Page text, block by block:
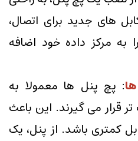
های جدید برای اتصال،
به مرکز داده خود اضافه
: پچ پنل ها معمولا به
قرار می گیرند. این باعث
کمتری باشد. از پنل، یک